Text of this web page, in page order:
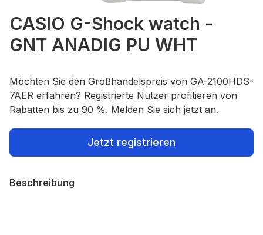
CASIO G-Shock watch -
GNT ANADIG PU WHT
Möchten Sie den Großhandelspreis von GA-2100HDS-
7AER erfahren? Registrierte Nutzer profitieren von
Rabatten bis zu 90 %. Melden Sie sich jetzt an.
Jetzt registrieren
Beschreibung